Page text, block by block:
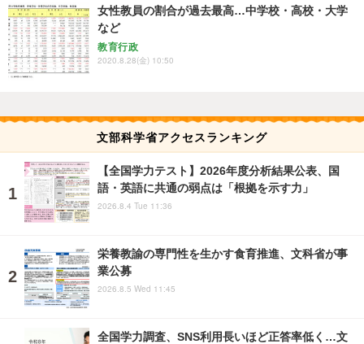
女性教員の割合が過去最高…中学校・高校・大学
など
教育行政
2020.8.28(金) 10:50
文部科学省アクセスランキング
【全国学力テスト】2026年度分析結果公表、国
語・英語に共通の弱点は「根拠を示す力」
2026.8.4 Tue 11:36
栄養教諭の専門性を生かす食育推進、文科省が事
業公募
2026.8.5 Wed 11:45
全国学力調査、SNS利用長いほど正答率低く…文